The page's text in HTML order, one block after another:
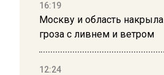
16:19
Москву и область накрыла
гроза с ливнем и ветром
12:24